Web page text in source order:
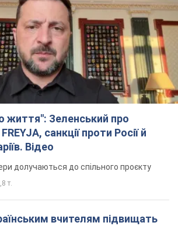
життя": Зеленський про
санкції проти Росії й
Відео
долучаються до спільного проєкту
т.
вчителям підвищать